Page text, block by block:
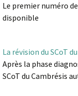
Le premier numéro
disponible
La révision du SCoT
Après la phase
SCoT du Cambrésis